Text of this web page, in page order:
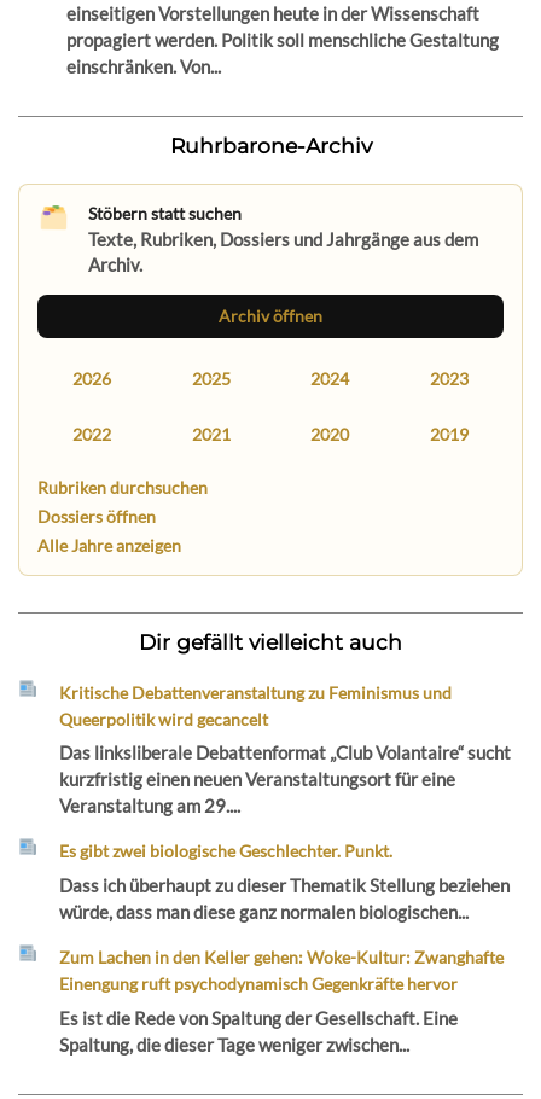
einseitigen Vorstellungen heute in der Wissenschaft
propagiert werden. Politik soll menschliche Gestaltung
einschränken. Von...
Ruhrbarone-Archiv
Stöbern statt suchen
Texte, Rubriken, Dossiers und Jahrgänge aus dem
Archiv.
Archiv öffnen
2026 2025 2024 2023
2022 2021 2020 2019
Rubriken durchsuchen
Dossiers öffnen
Alle Jahre anzeigen
Dir gefällt vielleicht auch
Kritische Debattenveranstaltung zu Feminismus und
Queerpolitik wird gecancelt
Das linksliberale Debattenformat „Club Volantaire“ sucht
kurzfristig einen neuen Veranstaltungsort für eine
Veranstaltung am 29....
Es gibt zwei biologische Geschlechter. Punkt.
Dass ich überhaupt zu dieser Thematik Stellung beziehen
würde, dass man diese ganz normalen biologischen...
Zum Lachen in den Keller gehen: Woke-Kultur: Zwanghafte
Einengung ruft psychodynamisch Gegenkräfte hervor
Es ist die Rede von Spaltung der Gesellschaft. Eine
Spaltung, die dieser Tage weniger zwischen...